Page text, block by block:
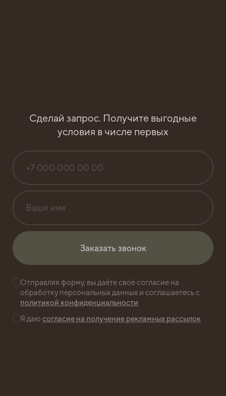
Сделай запрос. Получите выгодные
условия в числе первых
Заказать звонок
Заказать звонок
Отправляя форму, вы даёте своё согласие на
обработку персональных данных и соглашаетесь с
политикой конфиденциальности
Я даюсогласие на получение рекламных рассылок
ХОД
СТРОИТЕЛЬСТВА
БИЗНЕС-ПАРКА
ПЕРЕДЕЛКИНО -
АКТУАЛЬНЫЕ ФОТО
И ОНЛАЙН-КАМЕРА.
НОЯБРЬ, 2025